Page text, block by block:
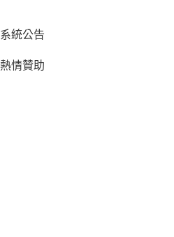
系統公告
熱情贊助